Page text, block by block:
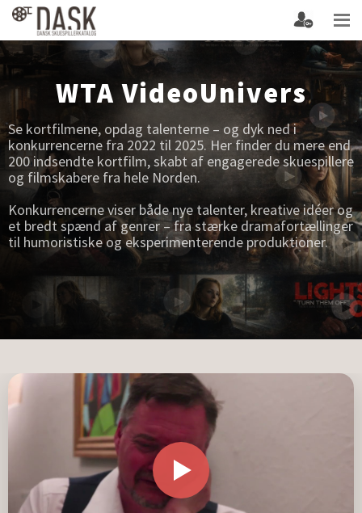
WTA VideoUnivers
Se kortfilmene, opdag talenterne – og dyk ned i
konkurrencerne fra 2022 til 2025. Her finder du mere end
200 indsendte kortfilm, skabt af engagerede skuespillere
og filmskabere fra hele Norden.
Konkurrencerne viser både nye talenter, kreative idéer og
et bredt spænd af genrer – fra stærke dramafortællinger
til humoristiske og eksperimenterende produktioner.